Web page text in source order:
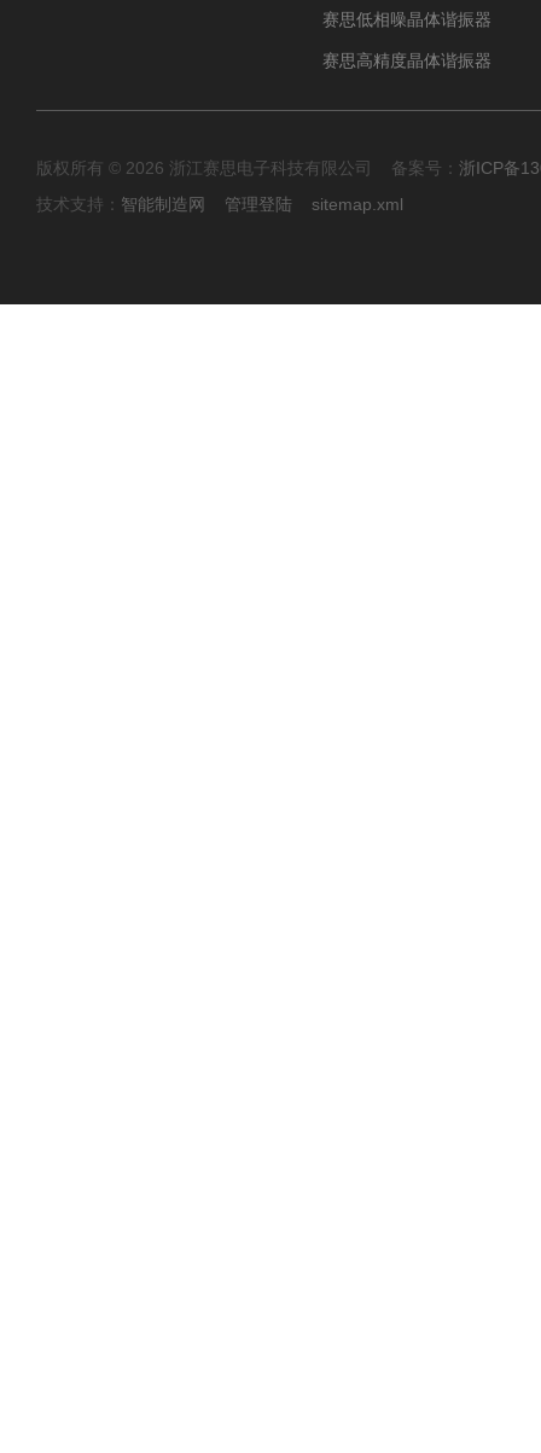
赛思低相噪晶体谐振器
赛思高精度晶体谐振器
版权所有 © 2026 浙江赛思电子科技有限公司 备案号： 浙ICP备
技术支持： 智能制造网 管理登陆 sitemap.xml